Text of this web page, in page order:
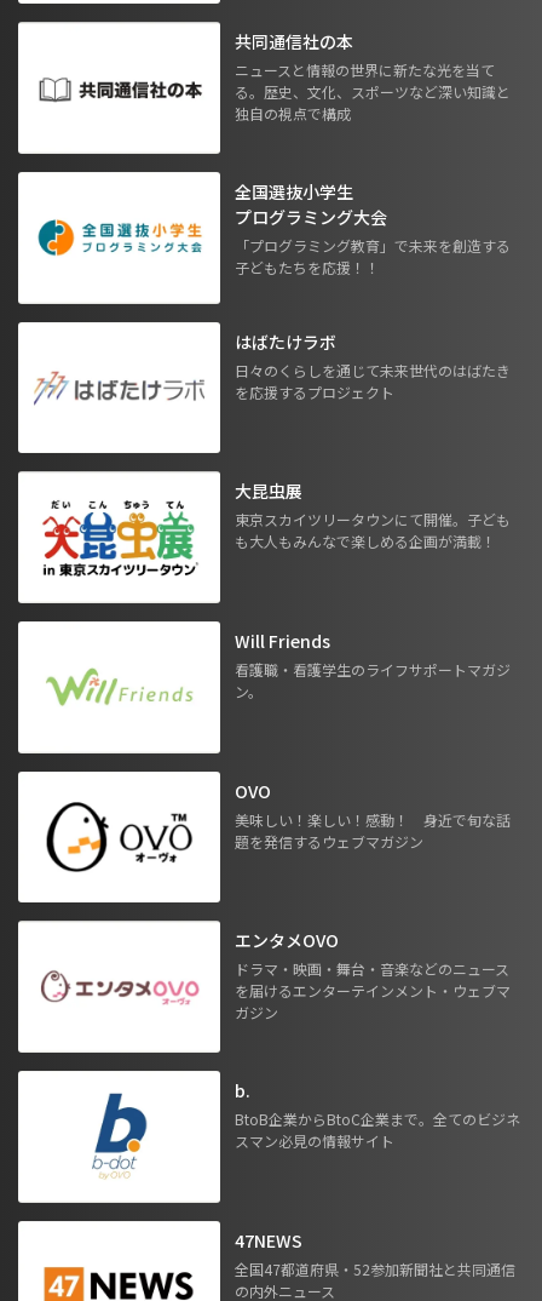
共同通信社の本
ニュースと情報の世界に新たな光を当て
る。歴史、文化、スポーツなど深い知識と
独自の視点で構成
全国選抜小学生
プログラミング大会
「プログラミング教育」で未来を創造する
子どもたちを応援！！
はばたけラボ
日々のくらしを通じて未来世代のはばたき
を応援するプロジェクト
大昆虫展
東京スカイツリータウンにて開催。子ども
も大人もみんなで楽しめる企画が満載！
Will Friends
看護職・看護学生のライフサポートマガジ
ン。
OVO
美味しい！楽しい！感動！ 身近で旬な話
題を発信するウェブマガジン
エンタメOVO
ドラマ・映画・舞台・音楽などのニュース
を届けるエンターテインメント・ウェブマ
ガジン
b.
BtoB企業からBtoC企業まで。全てのビジネ
スマン必見の情報サイト
47NEWS
全国47都道府県・52参加新聞社と共同通信
の内外ニュース